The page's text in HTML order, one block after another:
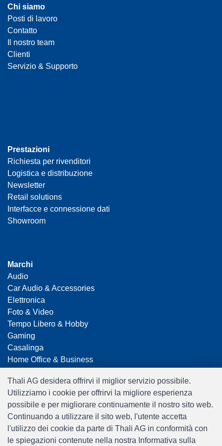
Chi siamo
Posti di lavoro
Contatto
Il nostro team
Clienti
Servizio & Supporto
Prestazioni
Richiesta per rivenditori
Logistica e distribuzione
Newsletter
Retail solutions
Interfacce e connessione dati
Showroom
Marchi
Audio
Car Audio & Accessories
Elettronica
Foto & Video
Tempo Libero & Hobby
Gaming
Casalinga
Home Office & Business
Smart Home
Giocattoli
Travel
Thali AG desidera offrirvi il miglior servizio possibile.
Utilizziamo i cookie per offrirvi la migliore esperienza
possibile e per migliorare continuamente il nostro sito web.
Continuando a utilizzare il sito web, l'utente accetta
l'utilizzo dei cookie da parte di Thali AG in conformità con
le spiegazioni contenute nella nostra Informativa sulla